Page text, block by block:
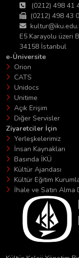
(0212) 498 41
(0212) 498 43
E5 Karayolu üzeri
34158 İstanbul
e-Üniversite
Orion
CATS
Unidocs
Unitime
Açık Erişim
Diğer Servisler
Ziyaretciler İçin
Yerleşkelerimiz
İnsan Kaynakları
Basında İKÜ
Kültür Ajandası
Kültür Eğitim
İhale ve Satın Alma